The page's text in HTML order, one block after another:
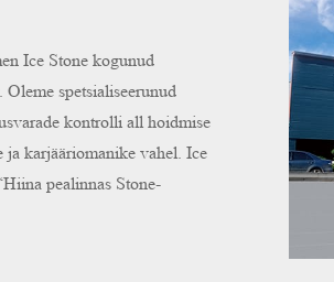
Ice Stone kogunud
Oleme spetsialiseerunud
kontrolli all hoidmise
ja karjääriomanike vahel. Ice
pealinnas Stone-